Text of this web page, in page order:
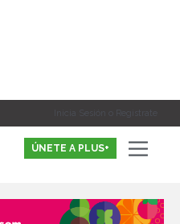
Inicia Sesión o Registrate
ÚNETE A PLUS+